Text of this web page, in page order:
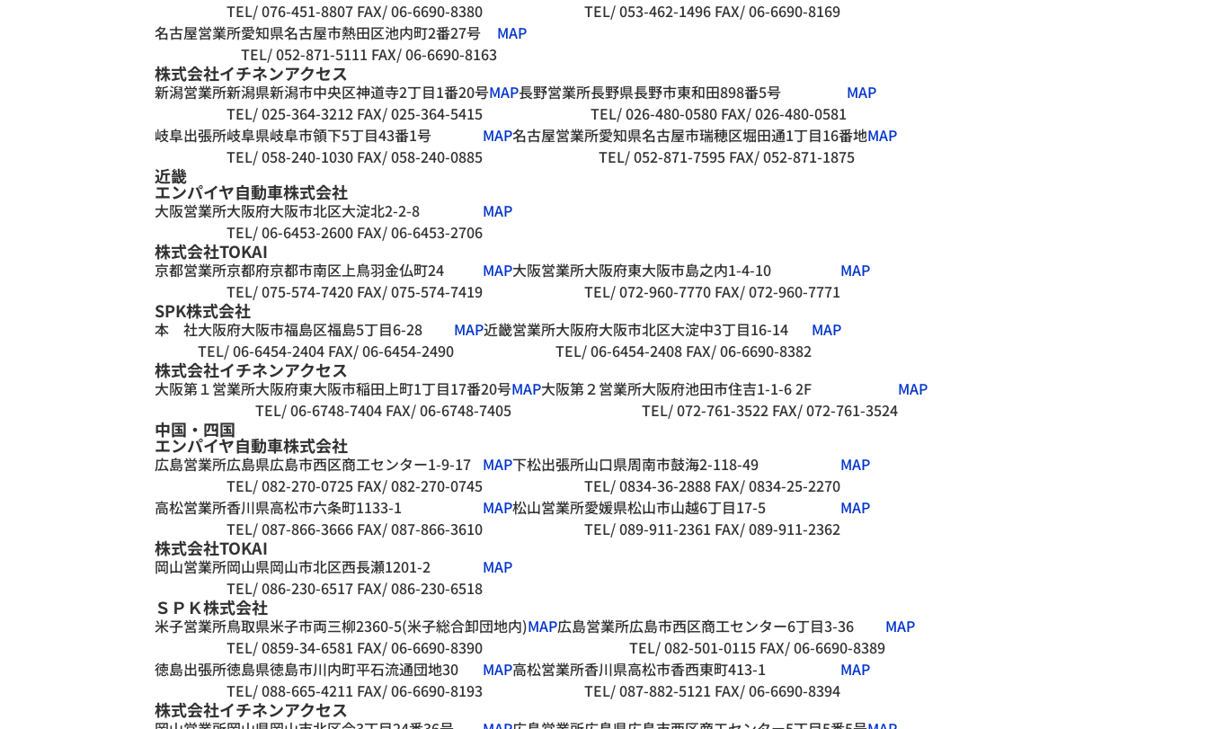
TEL/ 076-451-8807 FAX/ 06-6690-8380
TEL/ 053-462-1496 FAX/ 06-6690-8169
名古屋営業所愛知県名古屋市熱田区池内町2番27号
TEL/ 052-871-5111 FAX/ 06-6690-8163
MAP
株式会社イチネンアクセス
新潟営業所新潟県新潟市中央区神道寺2丁目1番20号
TEL/ 025-364-3212 FAX/ 025-364-5415
MAP長野営業所長野県長野市東和田898番5号
TEL/ 026-480-0580 FAX/ 026-480-0581
MAP
岐阜出張所岐阜県岐阜市領下5丁目43番1号
TEL/ 058-240-1030 FAX/ 058-240-0885
MAP名古屋営業所愛知県名古屋市瑞穂区堀田通1丁目16番地
TEL/ 052-871-7595 FAX/ 052-871-1875
MAP
近畿
エンパイヤ自動車株式会社
大阪営業所大阪府大阪市北区大淀北2-2-8
TEL/ 06-6453-2600 FAX/ 06-6453-2706
MAP
株式会社TOKAI
京都営業所京都府京都市南区上鳥羽金仏町24
TEL/ 075-574-7420 FAX/ 075-574-7419
MAP大阪営業所大阪府東大阪市島之内1-4-10
TEL/ 072-960-7770 FAX/ 072-960-7771
MAP
SPK株式会社
本 社大阪府大阪市福島区福島5丁目6-28
TEL/ 06-6454-2404 FAX/ 06-6454-2490
MAP近畿営業所大阪府大阪市北区大淀中3丁目16-14
TEL/ 06-6454-2408 FAX/ 06-6690-8382
MAP
株式会社イチネンアクセス
大阪第１営業所大阪府東大阪市稲田上町1丁目17番20号
TEL/ 06-6748-7404 FAX/ 06-6748-7405
MAP大阪第２営業所大阪府池田市住吉1-1-6 2F
TEL/ 072-761-3522 FAX/ 072-761-3524
MAP
中国・四国
エンパイヤ自動車株式会社
広島営業所広島県広島市西区商工センター1-9-17
TEL/ 082-270-0725 FAX/ 082-270-0745
MAP下松出張所山口県周南市鼓海2-118-49
TEL/ 0834-36-2888 FAX/ 0834-25-2270
MAP
高松営業所香川県高松市六条町1133-1
TEL/ 087-866-3666 FAX/ 087-866-3610
MAP松山営業所愛媛県松山市山越6丁目17-5
TEL/ 089-911-2361 FAX/ 089-911-2362
MAP
株式会社TOKAI
岡山営業所岡山県岡山市北区西長瀬1201-2
TEL/ 086-230-6517 FAX/ 086-230-6518
MAP
ＳＰＫ株式会社
米子営業所鳥取県米子市両三柳2360-5(米子総合卸団地内)
TEL/ 0859-34-6581 FAX/ 06-6690-8390
MAP広島営業所広島市西区商工センター6丁目3-36
TEL/ 082-501-0115 FAX/ 06-6690-8389
MAP
徳島出張所徳島県徳島市川内町平石流通団地30
TEL/ 088-665-4211 FAX/ 06-6690-8193
MAP高松営業所香川県高松市香西東町413-1
TEL/ 087-882-5121 FAX/ 06-6690-8394
MAP
株式会社イチネンアクセス